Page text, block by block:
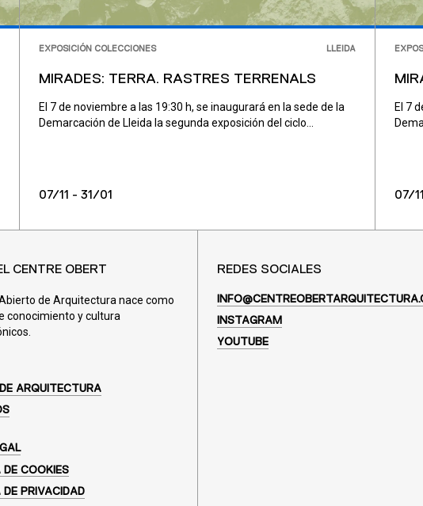
EXPOSICIÓN COLECCIONES LLEIDA
MIRADES: TERRA. RASTRES TERRENALS
El 7 de noviembre a las 19:30 h, se inaugurará en la sede de la
Demarcación de Lleida la segunda exposición del ciclo...
07/11 - 31/01
El 7
07/
CENTRE OBERT
de Arquitectura nace como
conocimiento y cultura
ARQUITECTURA
DE COOKIES
DE PRIVACIDAD
REDES SOCIALES
INSTAGRAM
YOUTUBE